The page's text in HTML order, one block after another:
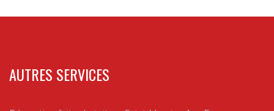
AUTRES SERVICES